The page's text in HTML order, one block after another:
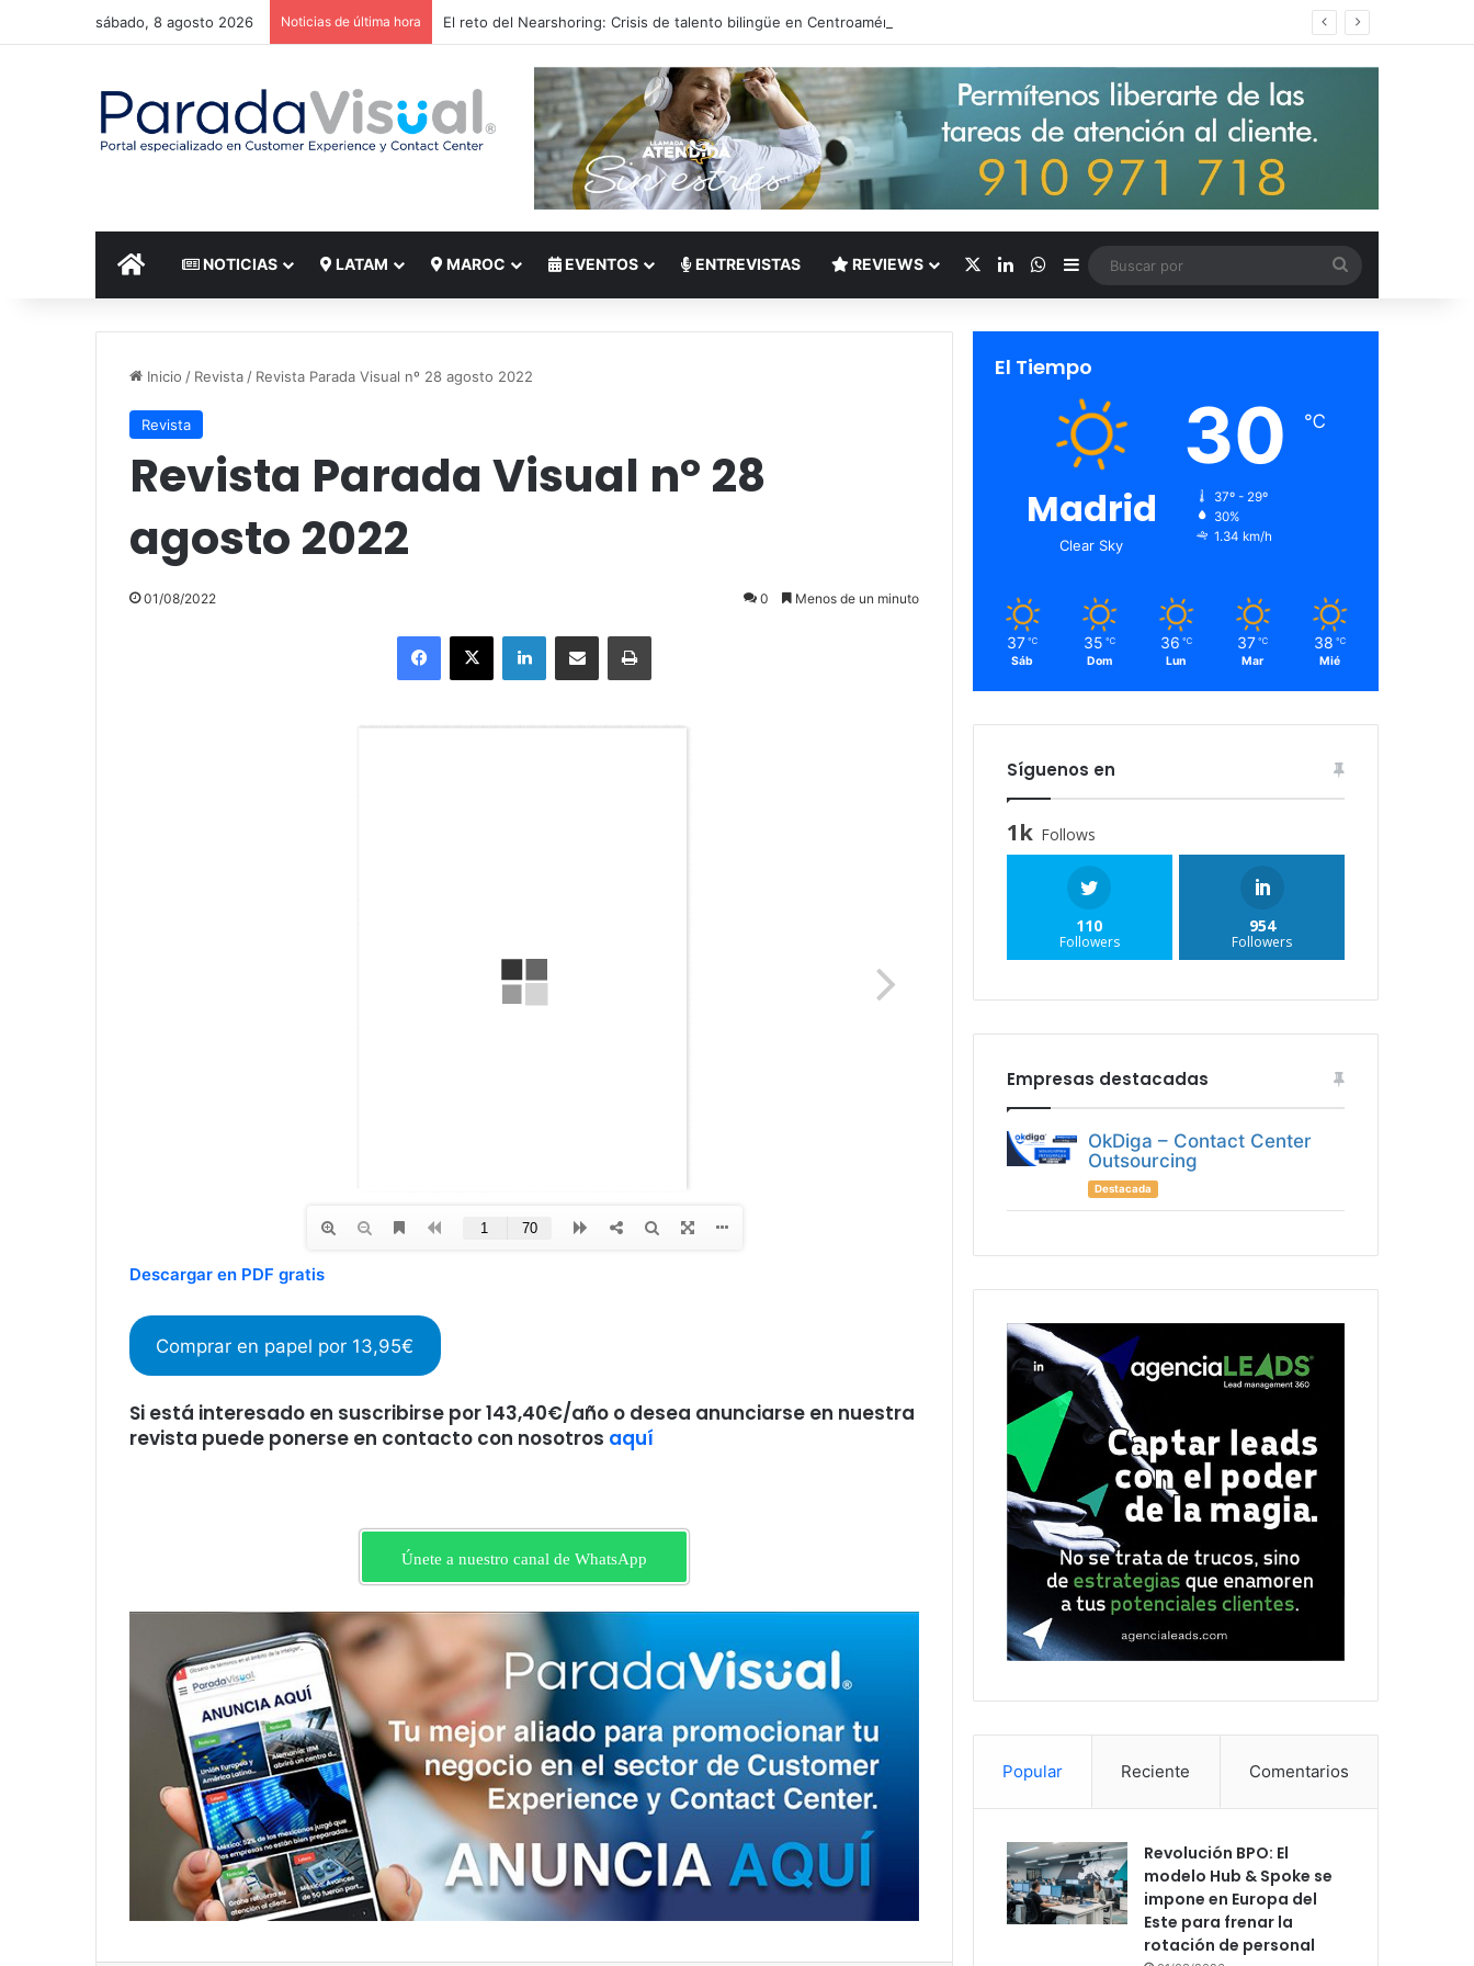
sábado, 8 agosto 2026 Noticias de última hora El reto del Nearshoring: Crisis de talento bilingüe en Centroamérica dispara los salarios de entrada un 15%
INICIO NOTICIAS LATAM MAROC EVENTOS ENTREVISTAS REVIEWS LinkedInWhatsApp
Barra lateral
por
Inicio / Revista/ Revista Parada Visual nº 28 agosto 2022
Revista
Revista Parada Visual nº 28
agosto 2022
01/08/2022 0 Menos de un minuto
Facebook
X LinkedInCompartir por correo electrónicoImprimir
Descargar en PDF gratis
Comprar en papel por 13,95€
Si está interesado en suscribirse por 143,4‬0€/año o desea anunciarse en nuestra
revista puede ponerse en contacto con nosotros aquí
Únete a nuestro canal de WhatsApp
El Tiempo
Madrid
Clear Sky
30 ℃
37º - 29º
30%
1.34 km/h
37 ℃
Sáb
35 ℃
Dom
36 ℃
Lun
37 ℃
Mar
38 ℃
Mié
Síguenos en
1k Follows
110
Followers
954
Followers
Empresas destacadas
OkDiga – Contact Center
Outsourcing
Destacada
Popular Reciente Comentarios
Revolución BPO: El
modelo Hub & Spoke se
impone en Europa del
Este para frenar la
rotación de personal